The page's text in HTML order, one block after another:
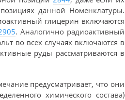
данной Номенклатуры.
глицерин включаются
. Аналогично радиоактивный
во всех случаях включаются в
руды рассматриваются в
предусматривает, что они
химического состава)